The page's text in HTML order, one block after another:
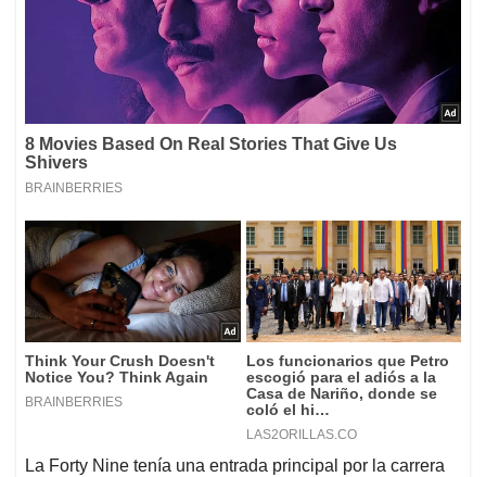
La Forty Nine tenía una entrada principal por la carrera